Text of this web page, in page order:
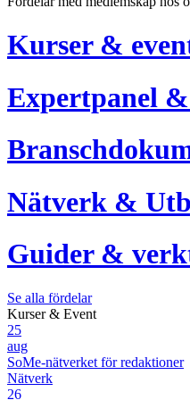
Kurser &
Expertpanel
Nätverk &
Guider &
Se alla fördelar
Kurser & Event
25
aug
SoMe-nätverket för redaktioner
Nätverk
26